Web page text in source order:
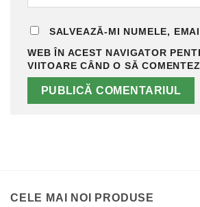
SALVEAZĂ-MI NUMELE,
WEB ÎN ACEST NAVIGATOR
VIITOARE CÂND O SĂ
CELE MAI NOI PRODUSE